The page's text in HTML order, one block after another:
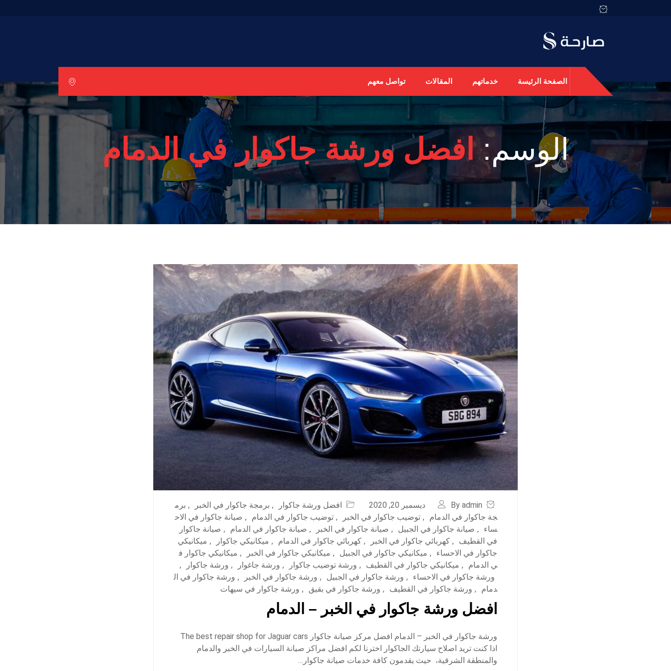
الصفحة الرئيسة خدماتهم المقالات تواصل معهم
الوسم:افضل ورشة جاكوار في الدمام
By admin ديسمبر 20, 2020 افضل ورشة جاكوار , برمجة جاكوار في الخبر , برم
جة جاكوار في الدمام
, توضيب جاكوار في الخبر , توضيب جاكوار في الدمام , صيانة جاكوار في الاح
ساء
, صيانة جاكوار في الجبيل , صيانة جاكوار في الخبر , صيانة جاكوار في الدمام , صيانة جاكوار
في القطيف
, كهربائي جاكوار في الخبر , كهربائي جاكوار في الدمام , ميكانيكي جاكوار , ميكانيكي
جاكوار في الاحساء
, ميكانيكي جاكوار في الجبيل , ميكانيكي جاكوار في الخبر , ميكانيكي جاكوار ف
ي الدمام
, ميكانيكي جاكوار في القطيف , ورشة توضيب جاكوار , ورشة جاغوار , ورشة جاكوار
,
ورشة جاكوار في الاحساء
, ورشة جاكوار في الجبيل , ورشة جاكوار في الخبر , ورشة جاكوار في ال
دمام
, ورشة جاكوار في القطيف , ورشة جاكوار في بقيق , ورشة جاكوار في سيهات
افضل ورشة جاكوار في الخبر – الدمام
ورشة جاكوار في الخبر – الدمام افضل مركز صيانة جاكوار The best repair shop for Jaguar cars
اذا كنت تريد اصلاح سيارتك الجاكوار اخترنا لكم افضل مراكز صيانة السيارات في الخبر والدمام
والمنطقة الشرقية، حيث يقدمون كافة خدمات صيانة جاكوار…